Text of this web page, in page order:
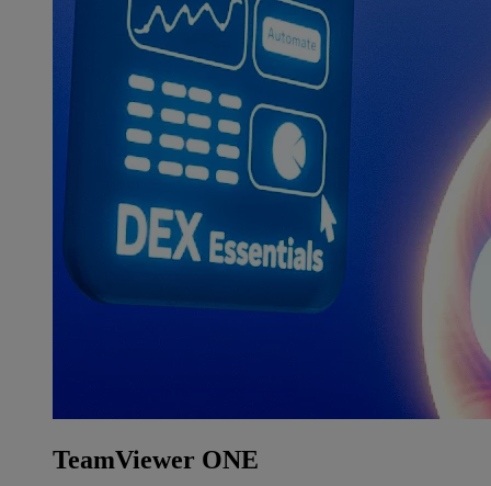
TeamViewer ONE